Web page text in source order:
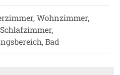
Wohnzimmer,
Bad